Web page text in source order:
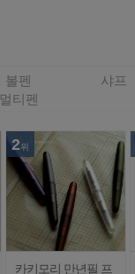
볼펜
멀티펜
샤프
2위
카키모리 만년필 프